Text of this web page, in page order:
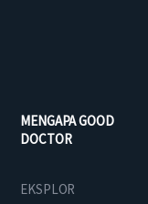
MENGAPA GOOD
DOCTOR
EKSPLOR